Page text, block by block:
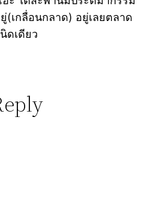
(เกลื่อนกลาด) อยู่เลยตลาด
ดเดียว